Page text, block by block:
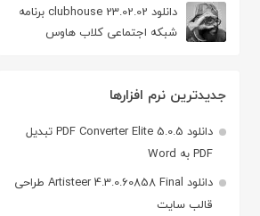
دانلود clubhouse 23.02.02 برنامه
شبکه اجتماعی کلاب هاوس
جدیدترین نرم افزارها
دانلود PDF Converter Elite 5.0.5 تبدیل
PDF به Word
دانلود Artisteer 4.3.0.60858 Final طراحی
قالب سایت